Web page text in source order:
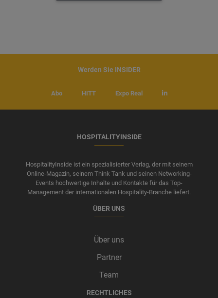
Werden Sie INSIDER
Abo HITT Expo Real
HOSPITALITYINSIDE
HospitalityInside ist ein spezialisierter Verlag, der mit seinem
Online-Magazin, seinem Think Tank und seinen Networking-
Events hochwertige Inhalte und Kontakte für das Top-
Management der internationalen Hospitality-Branche liefert.
ÜBER UNS
Über uns
Partner
Team
RECHTLICHES